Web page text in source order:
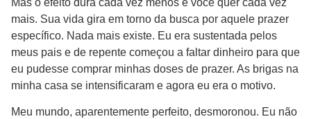
mais. Sua vida gira em torno da busca por aquele prazer
específico. Nada mais existe. Eu era sustentada pelos
meus pais e de repente começou a faltar dinheiro para que
eu pudesse comprar minhas doses de prazer. As brigas na
minha casa se intensificaram e agora eu era o motivo.
Meu mundo, aparentemente perfeito, desmoronou. Eu não